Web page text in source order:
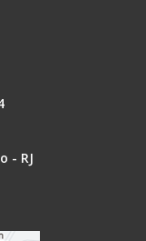
- RJ